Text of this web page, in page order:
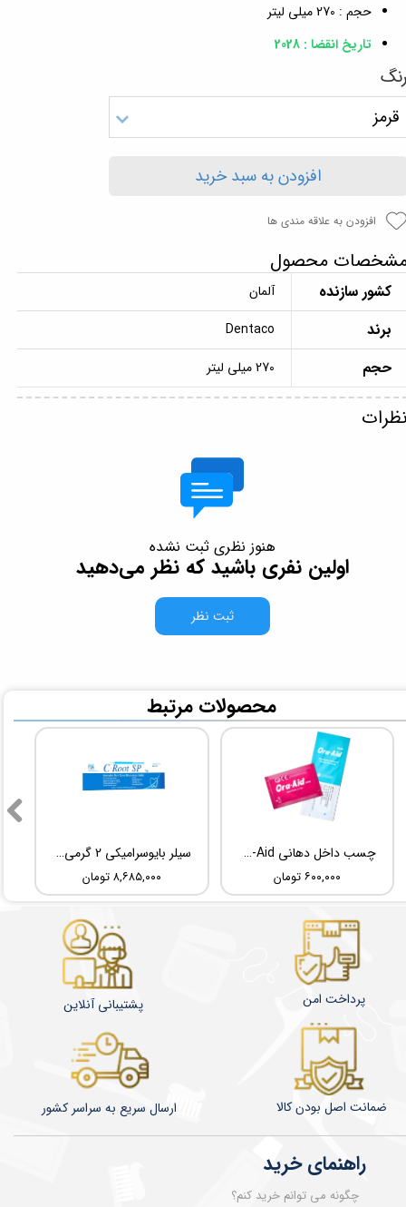
حجم : 270 میلی لیتر
تاریخ انقضا : 2028
قرمز
افزودن به سبد خرید
افزودن به علاقه مندی ها
محصول
کشور سازنده آلمان
برند Dentaco
حجم 270 میلی لیتر
هنوز نظری ثبت نشده
اولین نفری باشید که نظر می‌دهید
ثبت نظر
سیلر بایوسرامیکی 2 گرمی Root Dental Medical C-Root SP
۸,۶۸۵,۰۰۰ تومان
چسب داخل دهانی TBM Ora-Aid
۶۰۰,۰۰۰ تومان
​محصولات مرتبط
راهنمای خرید
چگونه می توانم خرید کنم؟
​​​​ارسال سریع به سراسر کشور ضمانت اصل بودن کالا
پشتیبانی آنلاین پرداخت امن